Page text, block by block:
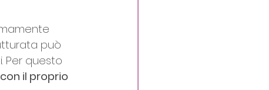
può
Per questo
il proprio